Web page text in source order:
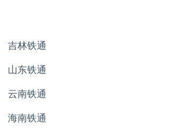
吉林铁通
山东铁通
云南铁通
海南铁通